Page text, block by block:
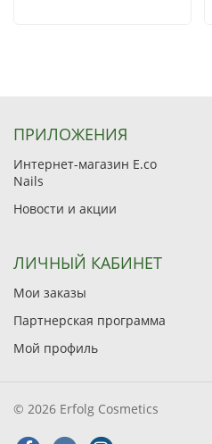
ПРИЛОЖЕНИЯ
Интернет-магазин E.co
Nails
Новости и акции
ЛИЧНЫЙ КАБИНЕТ
Мои заказы
Партнерская программа
Мой профиль
© 2026 Erfolg Cosmetics